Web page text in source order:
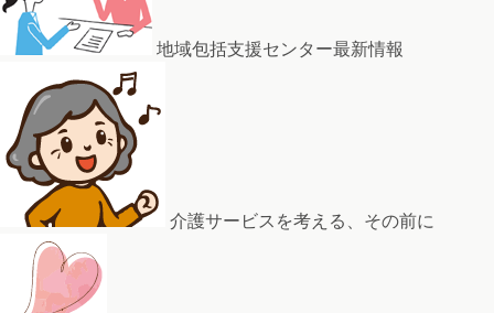
地域包括支援センター最新情報
介護サービスを考える、その前に